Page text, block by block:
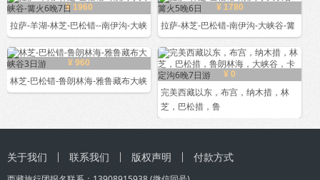
¥ 1960
拉萨-羊湖-林芝-巴松错--南伊沟-大峡
¥ 1780
拉萨-林芝-巴松错-南伊沟-大峡谷-篝
¥ 960
林芝-巴松错-鲁朗林海-雅鲁藏布大峡
¥ 0
完美西藏以东，布宫，纳木措，林
芝，巴松措，鲁
关于我们 联系我们 版权声明 付款方式